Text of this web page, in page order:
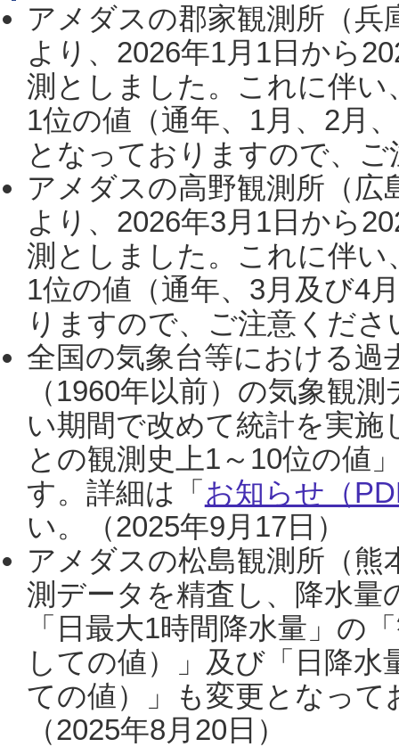
アメダスの郡家観測所（
より、2026年1月1日から
測としました。これに伴い
1位の値（通年、1月、2月
となっておりますので、
アメダスの高野観測所（
より、2026年3月1日から
測としました。これに伴い
1位の値（通年、3月及び4
りますので、ご注意くだ
全国の気象台等における過
（1960年以前）の気象観
い期間で改めて統計を実
との観測史上1～10位の値
す。詳細は「 お知らせ（
い。（2025年9月17日）
アメダスの松島観測所（熊
測データを精査し、降水
「日最大1時間降水量」の
しての値）」及び「日降
ての値）」も変更となっ
（2025年8月20日）